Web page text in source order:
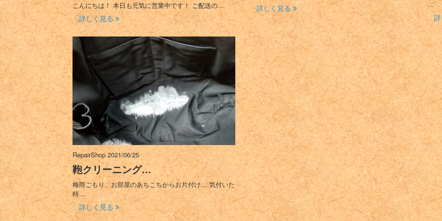
こんにちは！ 本日も元気に営業中です！ ご配送の…
詳しく見る
詳しく見る …
RepairShop2021/06/25
鞄クリーニング…
梅雨ごもり、お部屋のあちこちからお片付け… 気付いた
時…
詳しく見る